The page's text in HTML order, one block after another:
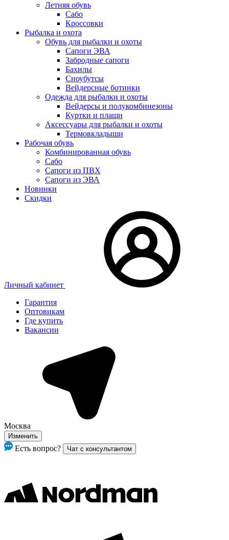
Летняя обувь
Сабо
Кроссовки
Рыбалка и охота
Обувь для рыбалки и охоты
Сапоги ЭВА
Забродные сапоги
Бахилы
Сноубутсы
Вейдерсные ботинки
Одежда для рыбалки и охоты
Вейдерсы и полукомбинезоны
Куртки и плащи
Аксессуары для рыбалки и охоты
Термовкладыши
Рабочая обувь
Комбинированная обувь
Сабо
Сапоги из ПВХ
Сапоги из ЭВА
Новинки
Скидки
Личный кабинет
Гарантия
Оптовикам
Где купить
Вакансии
Москва
Изменить
Есть вопрос? Чат с консультантом